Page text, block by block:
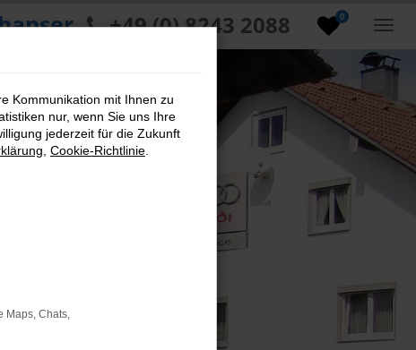
0
+49 (0) 8243 2088
Kommunikation mit Ihnen zu
nur, wenn Sie uns Ihre
jederzeit für die Zukunft
Cookie-Richtlinie
Maps, Chats,